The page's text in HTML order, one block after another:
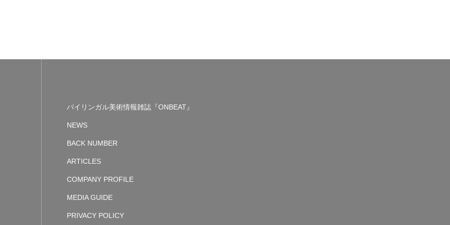
バイリンガル美術情報雑誌『ONBEAT』
NEWS
BACK NUMBER
ARTICLES
COMPANY PROFILE
MEDIA GUIDE
PRIVACY POLICY